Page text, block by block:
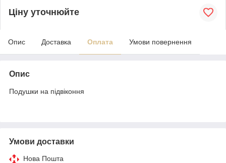
Ціну уточнюйте
Опис Доставка Оплата Умови повернення
Опис
Подушки на підвіконня
Умови доставки
Нова Пошта